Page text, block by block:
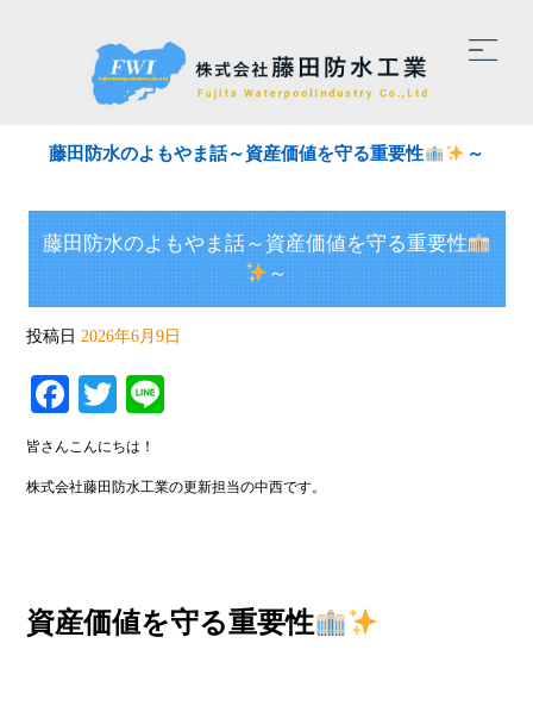
藤田防水のよもやま話～資産価値を守る重要性 ～
藤田防水のよもやま話～資産価値を守る重要性
～
投稿日 2026年6月9日
Facebook
Twitter
皆さんこんにちは！
株式会社藤田防水工業の更新担当の中西です。
資産価値を守る重要性